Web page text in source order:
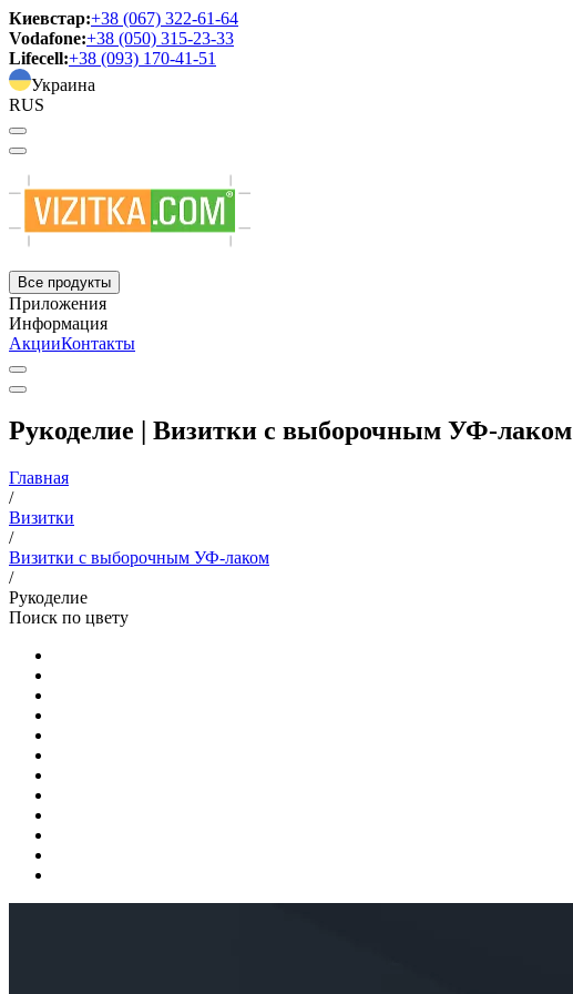
Киевстар:+38 (067) 322-61-64
Vodafone:+38 (050) 315-23-33
Lifecell:+38 (093) 170-41-51
Украина
RUS
Все продукты
Приложения
Информация
АкцииКонтакты
Рукоделие | Визитки с выборочным УФ-лаком
Главная
/
Визитки
/
Визитки с выборочным УФ-лаком
/
Рукоделие
Поиск по цвету